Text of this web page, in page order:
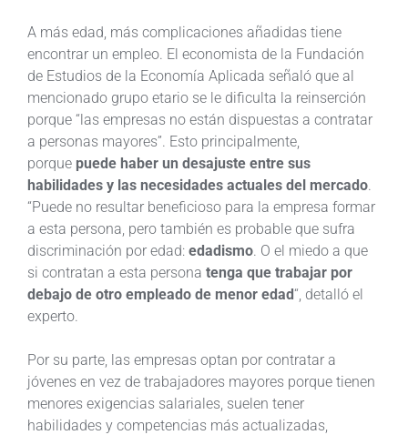
A más edad, más complicaciones añadidas tiene
encontrar un empleo. El economista de la Fundación
de Estudios de la Economía Aplicada señaló que al
mencionado grupo etario se le dificulta la reinserción
porque “las empresas no están dispuestas a contratar
a personas mayores”. Esto principalmente,
porque puede haber un desajuste entre sus
habilidades y las necesidades actuales del mercado.
“Puede no resultar beneficioso para la empresa formar
a esta persona, pero también es probable que sufra
discriminación por edad: edadismo. O el miedo a que
si contratan a esta persona tenga que trabajar por
debajo de otro empleado de menor edad“, detalló el
experto.
Por su parte, las empresas optan por contratar a
jóvenes en vez de trabajadores mayores porque tienen
menores exigencias salariales, suelen tener
habilidades y competencias más actualizadas,